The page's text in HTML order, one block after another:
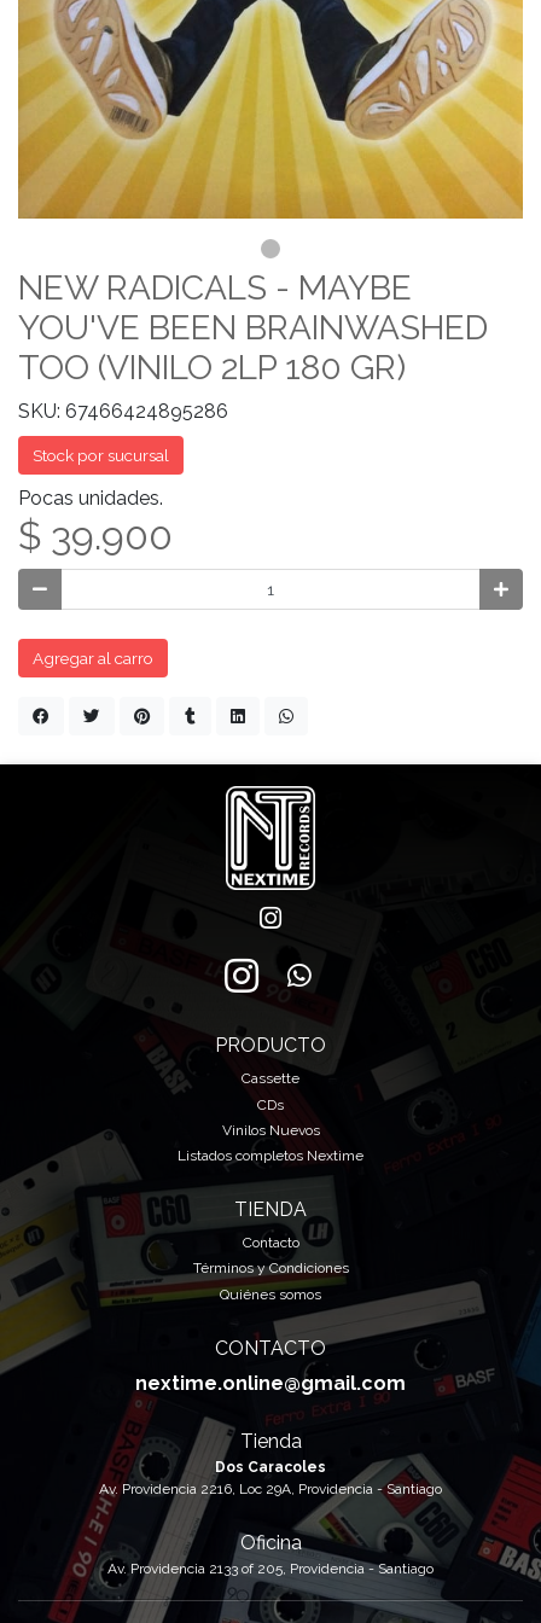
NEW RADICALS - MAYBE
YOU'VE BEEN BRAINWASHED
TOO (VINILO 2LP 180 GR)
SKU: 67466424895286
Stock por sucursal
Pocas unidades.
$ 39.900
Agregar al carro
PRODUCTO
Cassette
CDs
Vinilos Nuevos
Listados completos Nextime
TIENDA
Contacto
Términos y Condiciones
Quiénes somos
CONTACTO
nextime.online@gmail.com
Tienda
Dos Caracoles
Av. Providencia 2216, Loc 29A, Providencia - Santiago
Oficina
Av. Providencia 2133 of 205, Providencia - Santiago